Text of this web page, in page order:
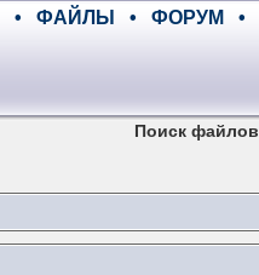
• ФАЙЛЫ • ФОРУМ •
Поиск файлов